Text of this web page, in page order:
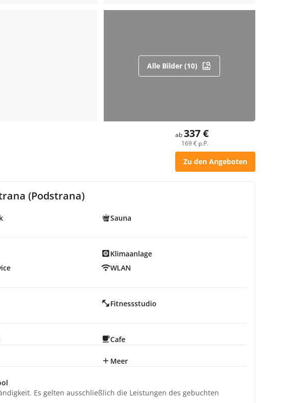
Alle Bilder (10)
ab337 €
169 € p.P.
Zu den Angeboten
(Podstrana)
Sauna
Klimaanlage
WLAN
Fitnessstudio
Cafe
Meer
Es gelten ausschließlich die Leistungen des gebuchten